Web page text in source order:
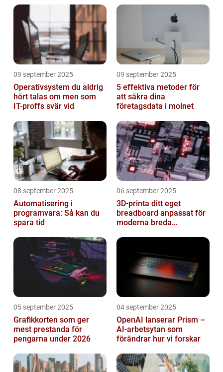
09 september 2025
Operativsystem du aldrig
hört talas om men som
IT-proffs svär vid
09 september 2025
5 effektiva metoder för
att säkra dina
företagsdata i molnet
08 september 2025
Automatisering i
programvara: Så kan du
spara tid
06 september 2025
3D-printa ditt eget
breadboard anpassat för
moderna breda
05 september 2025
Grafikkorten som ger
mest prestanda för
pengarna under 2026
04 september 2025
OpenAI lanserar Prism –
AI-arbetsytan som
förändrar hur vi forskar